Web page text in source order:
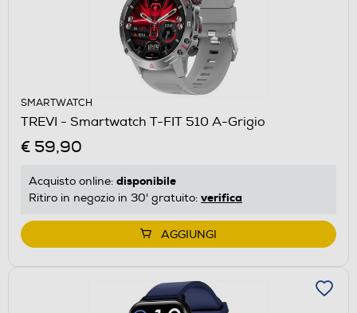
SMARTWATCH
TREVI - Smartwatch T-FIT 510 A-Grigio
€ 59,90
Acquisto online: disponibile
Ritiro in negozio in 30' gratuito: verifica
AGGIUNGI